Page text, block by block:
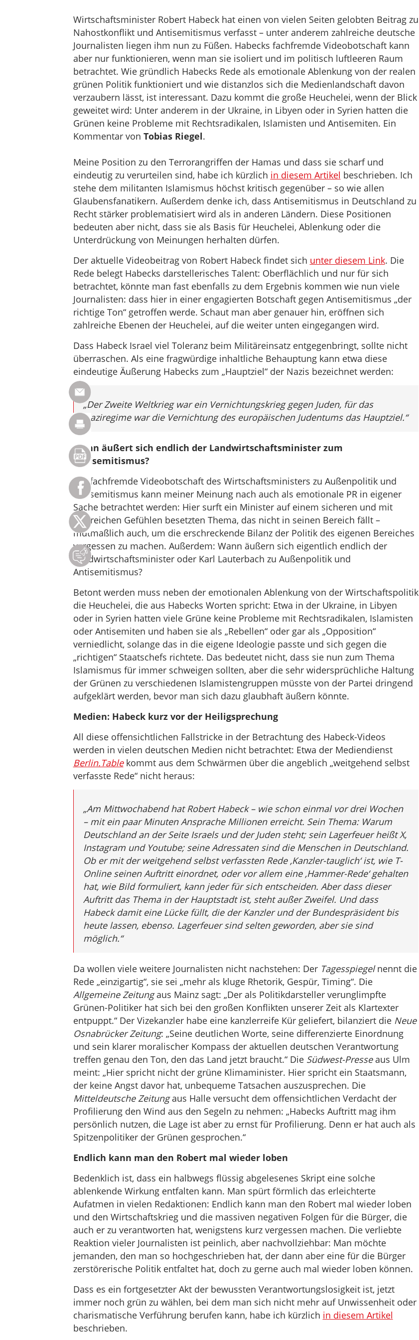
Wirtschaftsminister Robert Habeck hat einen von vielen Seiten gelobten Beitrag zu
Nahostkonflikt und Antisemitismus verfasst – unter anderem zahlreiche deutsche
Journalisten liegen ihm nun zu Füßen. Habecks fachfremde Videobotschaft kann
aber nur funktionieren, wenn man sie isoliert und im politisch luftleeren Raum
betrachtet. Wie gründlich Habecks Rede als emotionale Ablenkung von der realen
grünen Politik funktioniert und wie distanzlos sich die Medienlandschaft davon
verzaubern lässt, ist interessant. Dazu kommt die große Heuchelei, wenn der Blick
geweitet wird: Unter anderem in der Ukraine, in Libyen oder in Syrien hatten die
Grünen keine Probleme mit Rechtsradikalen, Islamisten und Antisemiten. Ein
Kommentar von Tobias Riegel.
Meine Position zu den Terrorangriffen der Hamas und dass sie scharf und
eindeutig zu verurteilen sind, habe ich kürzlich in diesem Artikel beschrieben. Ich
stehe dem militanten Islamismus höchst kritisch gegenüber – so wie allen
Glaubensfanatikern. Außerdem denke ich, dass Antisemitismus in Deutschland zu
Recht stärker problematisiert wird als in anderen Ländern. Diese Positionen
bedeuten aber nicht, dass sie als Basis für Heuchelei, Ablenkung oder die
Unterdrückung von Meinungen herhalten dürfen.
Der aktuelle Videobeitrag von Robert Habeck findet sich unter diesem Link. Die
Rede belegt Habecks darstellerisches Talent: Oberflächlich und nur für sich
betrachtet, könnte man fast ebenfalls zu dem Ergebnis kommen wie nun viele
Journalisten: dass hier in einer engagierten Botschaft gegen Antisemitismus „der
richtige Ton“ getroffen werde. Schaut man aber genauer hin, eröffnen sich
zahlreiche Ebenen der Heuchelei, auf die weiter unten eingegangen wird.
Dass Habeck Israel viel Toleranz beim Militäreinsatz entgegenbringt, sollte nicht
überraschen. Als eine fragwürdige inhaltliche Behauptung kann etwa diese
eindeutige Äußerung Habecks zum „Hauptziel“ der Nazis bezeichnet werden:
„Der Zweite Weltkrieg war ein Vernichtungskrieg gegen Juden, für das
Naziregime war die Vernichtung des europäischen Judentums das Hauptziel.“
Wann äußert sich endlich der Landwirtschaftsminister zum
Antisemitismus?
Die fachfremde Videobotschaft des Wirtschaftsministers zu Außenpolitik und
Antisemitismus kann meiner Meinung nach auch als emotionale PR in eigener
Sache betrachtet werden: Hier surft ein Minister auf einem sicheren und mit
zahlreichen Gefühlen besetzten Thema, das nicht in seinen Bereich fällt –
mutmaßlich auch, um die erschreckende Bilanz der Politik des eigenen Bereiches
vergessen zu machen. Außerdem: Wann äußern sich eigentlich endlich der
Landwirtschaftsminister oder Karl Lauterbach zu Außenpolitik und
Antisemitismus?
Betont werden muss neben der emotionalen Ablenkung von der Wirtschaftspolitik
die Heuchelei, die aus Habecks Worten spricht: Etwa in der Ukraine, in Libyen
oder in Syrien hatten viele Grüne keine Probleme mit Rechtsradikalen, Islamisten
oder Antisemiten und haben sie als „Rebellen“ oder gar als „Opposition“
verniedlicht, solange das in die eigene Ideologie passte und sich gegen die
„richtigen“ Staatschefs richtete. Das bedeutet nicht, dass sie nun zum Thema
Islamismus für immer schweigen sollten, aber die sehr widersprüchliche Haltung
der Grünen zu verschiedenen Islamistengruppen müsste von der Partei dringend
aufgeklärt werden, bevor man sich dazu glaubhaft äußern könnte.
Medien: Habeck kurz vor der Heiligsprechung
All diese offensichtlichen Fallstricke in der Betrachtung des Habeck-Videos
werden in vielen deutschen Medien nicht betrachtet: Etwa der Mediendienst
Berlin.Tablekommt aus dem Schwärmen über die angeblich „weitgehend selbst
verfasste Rede“ nicht heraus:
„Am Mittwochabend hat Robert Habeck – wie schon einmal vor drei Wochen
– mit ein paar Minuten Ansprache Millionen erreicht. Sein Thema: Warum
Deutschland an der Seite Israels und der Juden steht; sein Lagerfeuer heißt X,
Instagram und Youtube; seine Adressaten sind die Menschen in Deutschland.
Ob er mit der weitgehend selbst verfassten Rede ‚Kanzler-tauglich‘ ist, wie T-
Online seinen Auftritt einordnet, oder vor allem eine ‚Hammer-Rede‘ gehalten
hat, wie Bild formuliert, kann jeder für sich entscheiden. Aber dass dieser
Auftritt das Thema in der Hauptstadt ist, steht außer Zweifel. Und dass
Habeck damit eine Lücke füllt, die der Kanzler und der Bundespräsident bis
heute lassen, ebenso. Lagerfeuer sind selten geworden, aber sie sind
möglich.“
Da wollen viele weitere Journalisten nicht nachstehen: Der Tagesspiegelnennt die
Rede „einzigartig“, sie sei „mehr als kluge Rhetorik, Gespür, Timing“. Die
Allgemeine Zeitungaus Mainz sagt: „Der als Politikdarsteller verunglimpfte
Grünen-Politiker hat sich bei den großen Konflikten unserer Zeit als Klartexter
entpuppt.“ Der Vizekanzler habe eine kanzlerreife Kür geliefert, bilanziert die Neue
Osnabrücker Zeitung: „Seine deutlichen Worte, seine differenzierte Einordnung
und sein klarer moralischer Kompass der aktuellen deutschen Verantwortung
treffen genau den Ton, den das Land jetzt braucht.“ Die Südwest-Presseaus Ulm
meint: „Hier spricht nicht der grüne Klimaminister. Hier spricht ein Staatsmann,
der keine Angst davor hat, unbequeme Tatsachen auszusprechen. Die
Mitteldeutsche Zeitungaus Halle versucht dem offensichtlichen Verdacht der
Profilierung den Wind aus den Segeln zu nehmen: „Habecks Auftritt mag ihm
persönlich nutzen, die Lage ist aber zu ernst für Profilierung. Denn er hat auch als
Spitzenpolitiker der Grünen gesprochen.“
Endlich kann man den Robert mal wieder loben
Bedenklich ist, dass ein halbwegs flüssig abgelesenes Skript eine solche
ablenkende Wirkung entfalten kann. Man spürt förmlich das erleichterte
Aufatmen in vielen Redaktionen: Endlich kann man den Robert mal wieder loben
und den Wirtschaftskrieg und die massiven negativen Folgen für die Bürger, die
auch er zu verantworten hat, wenigstens kurz vergessen machen. Die verliebte
Reaktion vieler Journalisten ist peinlich, aber nachvollziehbar: Man möchte
jemanden, den man so hochgeschrieben hat, der dann aber eine für die Bürger
zerstörerische Politik entfaltet hat, doch zu gerne auch mal wieder loben können.
Dass es ein fortgesetzter Akt der bewussten Verantwortungslosigkeit ist, jetzt
immer noch grün zu wählen, bei dem man sich nicht mehr auf Unwissenheit oder
charismatische Verführung berufen kann, habe ich kürzlich in diesem Artikel
beschrieben.